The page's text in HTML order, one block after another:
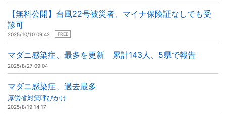
【無料公開】台風22号被災者、マイナ保険証なしでも受
診可
2025/10/10 09:42 FREE
マダニ感染症、最多を更新 累計143人、5県で報告
2025/8/27 09:04
マダニ感染症、過去最多
厚労省対策呼びかけ
2025/8/19 14:17